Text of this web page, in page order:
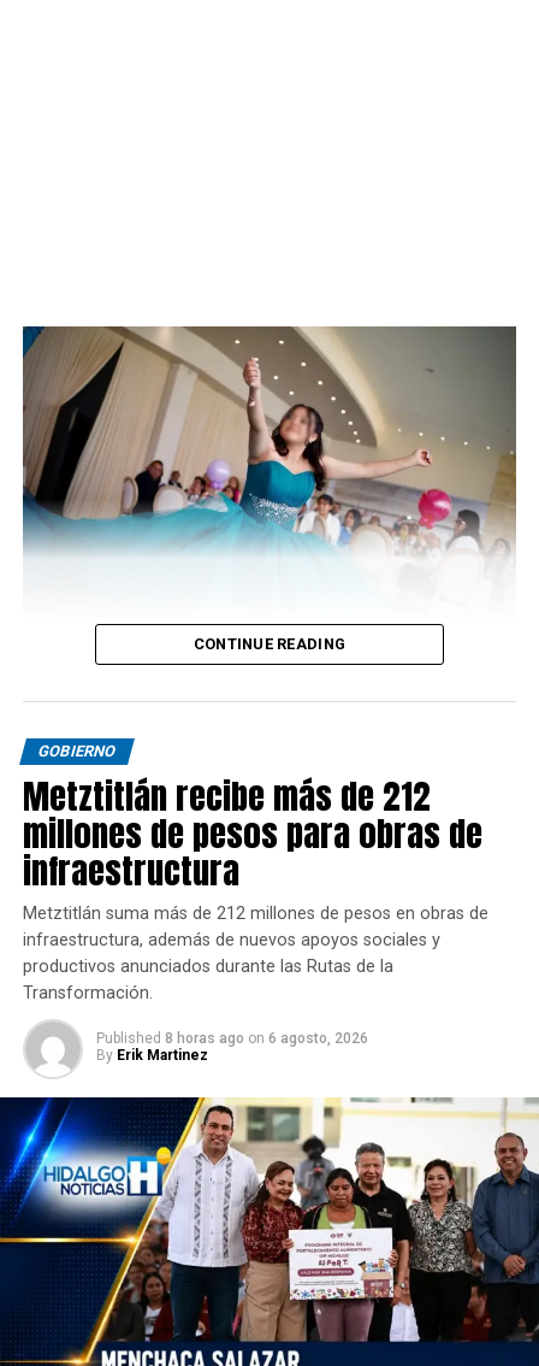
CONTINUE READING
GOBIERNO
Metztitlán recibe más de 212
millones de pesos para obras de
infraestructura
Metztitlán suma más de 212 millones de pesos en obras de
infraestructura, además de nuevos apoyos sociales y
productivos anunciados durante las Rutas de la
Transformación.
Published 8 horas ago on 6 agosto, 2026
By Erik Martinez